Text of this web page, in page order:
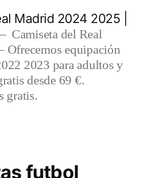
Madrid 2024 2025 |
Camiseta del Real
Ofrecemos equipación
2023 para adultos y
desde 69 €.
gratis.
futbol